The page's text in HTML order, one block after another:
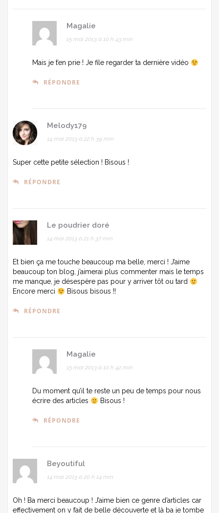
Magalie
15 mai 2013 à 10 h 43 min
Mais je t’en prie ! Je file regarder ta dernière vidéo
RÉPONDRE
Melody179
14 mai 2013 à 22 h 39 min
Super cette petite sélection ! Bisous !
RÉPONDRE
Le poudrier doré
14 mai 2013 à 21 h 37 min
Et bien ça me touche beaucoup ma belle, merci ! J’aime
beaucoup ton blog, j’aimerai plus commenter mais le temps
me manque, je désespère pas pour y arriver tôt ou tard
Encore merci
Bisous bisous !!
RÉPONDRE
Magalie
15 mai 2013 à 10 h 42 min
Du moment qu’il te reste un peu de temps pour nous
écrire des articles
Bisous !
RÉPONDRE
Beyoutiful
14 mai 2013 à 20 h 14 min
Oh ! Ba merci beaucoup ! J’aime bien ce genre d’articles car
effectivement on y fait de belle découverte et là ba je tombe